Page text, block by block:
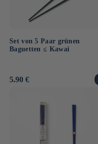
Set von 5 Paar grünen
Baguetten ≤ Kawai
Normaler
5.90 €